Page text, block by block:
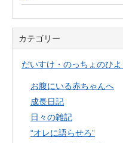
カテゴリー
だいすけ・のっちょのひ
お腹にいる赤ちゃんへ
成長日記
日々の雑記
“オレに語らせろ”